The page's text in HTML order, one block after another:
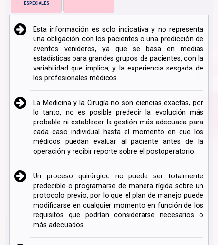
ESPECIALES
Esta información es solo indicativa y no representa
una obligación con los pacientes o una predicción de
eventos venideros, ya que se basa en medias
estadísticas para grandes grupos de pacientes, con la
variabilidad que implica, y la experiencia sesgada de
los profesionales médicos.
La Medicina y la Cirugía no son ciencias exactas, por
lo tanto, no es posible predecir la evolución más
probable ni establecer la gestión más adecuada para
cada caso individual hasta el momento en que los
médicos puedan evaluar al paciente antes de la
operación y recibir reporte sobre el postoperatorio.
Un proceso quirúrgico no puede ser totalmente
predecible o programarse de manera rígida sobre un
protocolo previo, por lo que el plan de manejo puede
modificarse en cualquier momento en función de los
requisitos que podrían considerarse necesarios o
más adecuados.